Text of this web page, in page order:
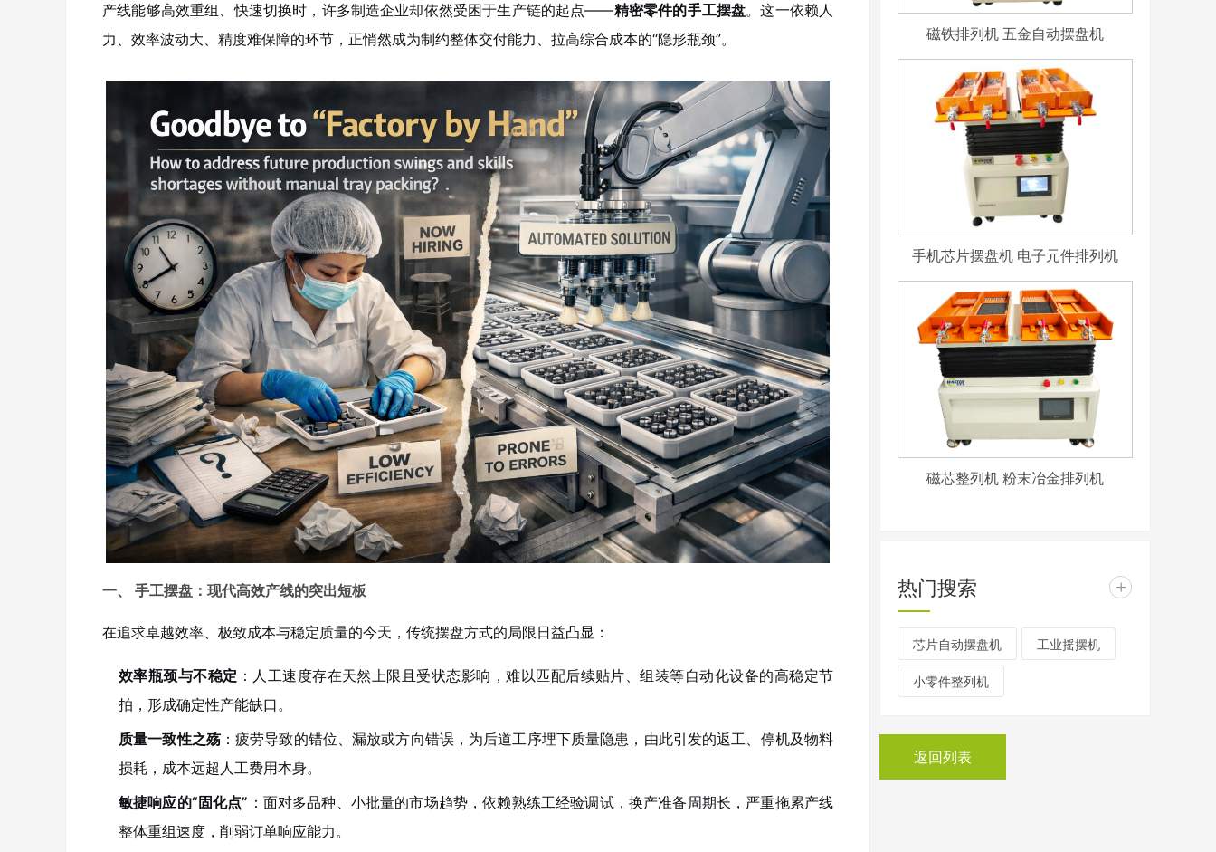
产线能够高效重组、快速切换时，许多制造企业却依然受困于生产链的起点——精密零件的手工摆盘。这一依赖人
力、效率波动大、精度难保障的环节，正悄然成为制约整体交付能力、拉高综合成本的“隐形瓶颈”。
一、 手工摆盘：现代高效产线的突出短板
在追求卓越效率、极致成本与稳定质量的今天，传统摆盘方式的局限日益凸显：
效率瓶颈与不稳定 ：人工速度存在天然上限且受状态影响，难以匹配后续贴片、组装等自动化设备的高稳定节
拍，形成确定性产能缺口。
质量一致性之殇：疲劳导致的错位、漏放或方向错误，为后道工序埋下质量隐患，由此引发的返工、停机及物料
损耗，成本远超人工费用本身。
敏捷响应的“固化点” ：面对多品种、小批量的市场趋势，依赖熟练工经验调试，换产准备周期长，严重拖累产线
整体重组速度，削弱订单响应能力。
磁铁排列机 五金自动摆盘机
手机芯片摆盘机 电子元件排列机
磁芯整列机 粉末冶金排列机
热门搜索 +
芯片自动摆盘机 工业摇摆机
小零件整列机
返回列表